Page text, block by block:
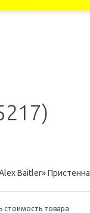
Baitler»
стоимость товара